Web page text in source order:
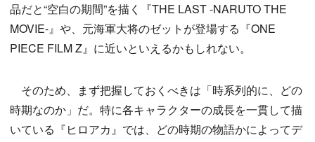
品だと“空白の期間”を描く『THE LAST -NARUTO THE
MOVIE-』や、元海軍大将のゼットが登場する『ONE
PIECE FILM Z』に近いといえるかもしれない。
そのため、まず把握しておくべきは「時系列的に、どの
時期なのか」だ。特に各キャラクターの成長を一貫して描
いている『ヒロアカ』では、どの時期の物語かによってデ